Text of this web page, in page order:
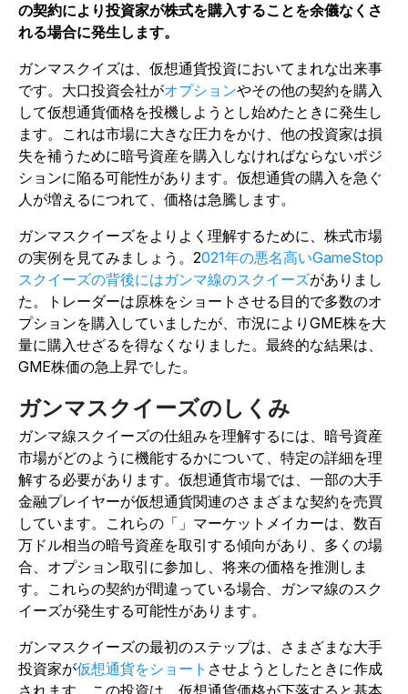
の契約により投資家が株式を購入することを余儀なくさ
れる場合に発生します。
ガンマスクイズは、仮想通貨投資においてまれな出来事
です。大口投資会社がオプションやその他の契約を購入
して仮想通貨価格を投機しようとし始めたときに発生し
ます。これは市場に大きな圧力をかけ、他の投資家は損
失を補うために暗号資産を購入しなければならないポジ
ションに陥る可能性があります。仮想通貨の購入を急ぐ
人が増えるにつれて、価格は急騰します。
ガンマスクイーズをよりよく理解するために、株式市場
の実例を見てみましょう。2021年の悪名高いGameStop
スクイーズの背後にはガンマ線のスクイーズがありまし
た。トレーダーは原株をショートさせる目的で多数のオ
プションを購入していましたが、市況によりGME株を大
量に購入せざるを得なくなりました。最終的な結果は、
GME株価の急上昇でした。
ガンマスクイーズのしくみ
ガンマ線スクイーズの仕組みを理解するには、暗号資産
市場がどのように機能するかについて、特定の詳細を理
解する必要があります。仮想通貨市場では、一部の大手
金融プレイヤーが仮想通貨関連のさまざまな契約を売買
しています。これらの「」マーケットメイカーは、数百
万ドル相当の暗号資産を取引する傾向があり、多くの場
合、オプション取引に参加し、将来の価格を推測しま
す。これらの契約が間違っている場合、ガンマ線のスク
イーズが発生する可能性があります。
ガンマスクイーズの最初のステップは、さまざまな大手
投資家が仮想通貨をショート させようとしたときに作成
されます。この投資は、仮想通貨価格が下落すると基本